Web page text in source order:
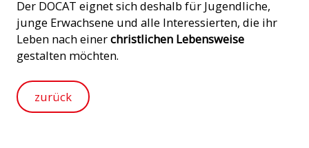
Der DOCAT eignet sich deshalb für Jugendliche,
junge Erwachsene und alle Interessierten, die ihr
Leben nach einerchristlichen Lebensweise
gestalten möchten.
zurück